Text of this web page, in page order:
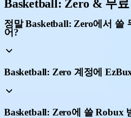
Basketball: Zero & 무
정말 Basketball: Zero에서 쓸
어?
Basketball: Zero 계정에
Basketball: Zero에 쓸 Robux